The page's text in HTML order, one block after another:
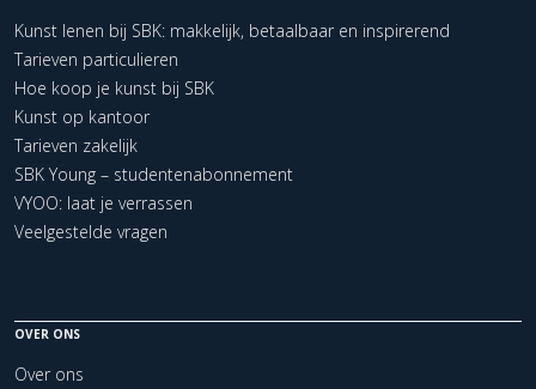
Kunst lenen bij SBK: makkelijk, betaalbaar en inspirerend
Tarieven particulieren
Hoe koop je kunst bij SBK
Kunst op kantoor
Tarieven zakelijk
SBK Young – studentenabonnement
VYOO: laat je verrassen
Veelgestelde vragen
OVER ONS
Over ons